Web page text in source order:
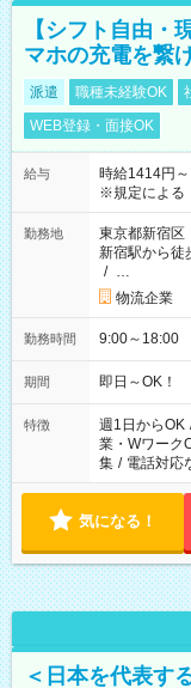
【シフト自由
マホの充電を繋
派遣 職種未経験OK
WEB登録・面接OK
給与
時給1414円
※規定による
勤務地
東京都新宿区
新宿駅から徒
/ …
物流企業
勤務時間 9:00～18:00
期間 即日～OK！
特徴 週1日からOK
業・Wワーク
集 / 電話対応
気になる！
＜日本を代表す